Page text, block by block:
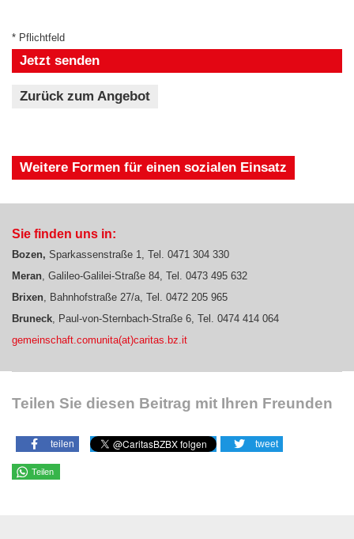
* Pflichtfeld
Jetzt senden
Zurück zum Angebot
Weitere Formen für einen sozialen Einsatz
Sie finden uns in:
Bozen, Sparkassenstraße 1, Tel. 0471 304 330
Meran , Galileo-Galilei-Straße 84, Tel. 0473 495 632
Brixen , Bahnhofstraße 27/a, Tel. 0472 205 965
Bruneck , Paul-von-Sternbach-Straße 6, Tel. 0474 414 064
gemeinschaft.comunita(at)caritas.bz.it
Teilen Sie diesen Beitrag mit Ihren Freunden
teilen tweet
Teilen